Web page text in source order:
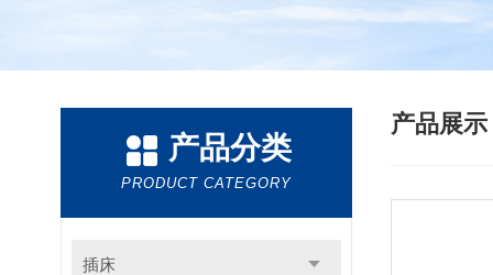
产品分类
PRODUCT CATEGORY
插床
产品展示